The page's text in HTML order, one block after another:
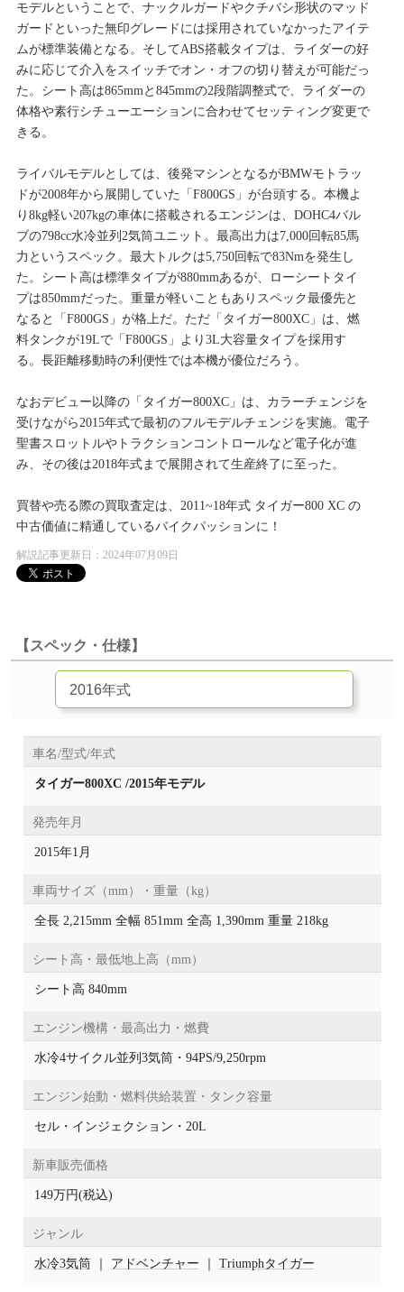
モデルということで、ナックルガードやクチバシ形状のマッド
ガードといった無印グレードには採用されていなかったアイテ
ムが標準装備となる。そしてABS搭載タイプは、ライダーの好
みに応じて介入をスイッチでオン・オフの切り替えが可能だっ
た。シート高は865mmと845mmの2段階調整式で、ライダーの
体格や素行シチューエーションに合わせてセッティング変更で
きる。
ライバルモデルとしては、後発マシンとなるがBMWモトラッ
ドが2008年から展開していた「F800GS」が台頭する。本機よ
り8kg軽い207kgの車体に搭載されるエンジンは、DOHC4バル
ブの798cc水冷並列2気筒ユニット。最高出力は7,000回転85馬
力というスペック。最大トルクは5,750回転で83Nmを発生し
た。シート高は標準タイプが880mmあるが、ローシートタイ
プは850mmだった。重量が軽いこともありスペック最優先と
なると「F800GS」が格上だ。ただ「タイガー800XC」は、燃
料タンクが19Lで「F800GS」より3L大容量タイプを採用す
る。長距離移動時の利便性では本機が優位だろう。
なおデビュー以降の「タイガー800XC」は、カラーチェンジを
受けながら2015年式で最初のフルモデルチェンジを実施。電子
聖書スロットルやトラクションコントロールなど電子化が進
み、その後は2018年式まで展開されて生産終了に至った。
買替や売る際の買取査定は、2011~18年式 タイガー800 XC の
中古価値に精通しているバイクパッションに！
解説記事更新日：2024年07月09日
【スペック・仕様】
車名/型式/年式
タイガー800XC /2015年モデル
発売年月
2015年1月
車両サイズ（mm）・重量（kg）
全長 2,215mm 全幅 851mm 全高 1,390mm 重量 218kg
シート高・最低地上高（mm）
シート高 840mm
エンジン機構・最高出力・燃費
水冷4サイクル並列3気筒・94PS/9,250rpm
エンジン始動・燃料供給装置・タンク容量
セル・インジェクション・20L
新車販売価格
149万円(税込)
ジャンル
水冷3気筒｜ アドベンチャー Triumphタイガー